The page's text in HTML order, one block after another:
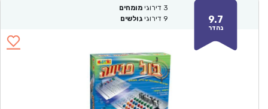
9.7
נהדר
3 דירוגי מומחים
9 דירוגי גולשים